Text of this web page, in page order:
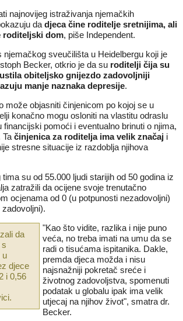
najnovijeg istraživanja njemačkih
da djeca čine roditelje sretnijima, ali
roditeljski dom, piše Independent.
njemačkog sveučilišta u Heidelbergu koji je
Becker, otkrio je da su roditelji čija su
obiteljsko gnijezdo zadovoljniji
manje naznaka depresije.
može objasniti činjenicom po kojoj se u
konačno mogu osloniti na vlastitu odraslu
financijski pomoći i eventualno brinuti o njima,
Ta činjenica za roditelja ima velik značaj i
stresne situacije iz razdoblja njihova
su od 55.000 ljudi starijih od 50 godina iz
zatražili da ocijene svoje trenutačno
ocjenama od 0 (u potpunosti nezadovoljni)
da
s
u
djece
i 0,56
"Kao što vidite, razlika i nije puno
veća, no treba imati na umu da se
radi o tisućama ispitanika. Dakle,
premda djeca možda i nisu
najsnažniji pokretač sreće i
životnog zadovoljstva, spomenuti
podatak u globalu ipak ima velik
utjecaj na njihov život", smatra dr.
Becker.